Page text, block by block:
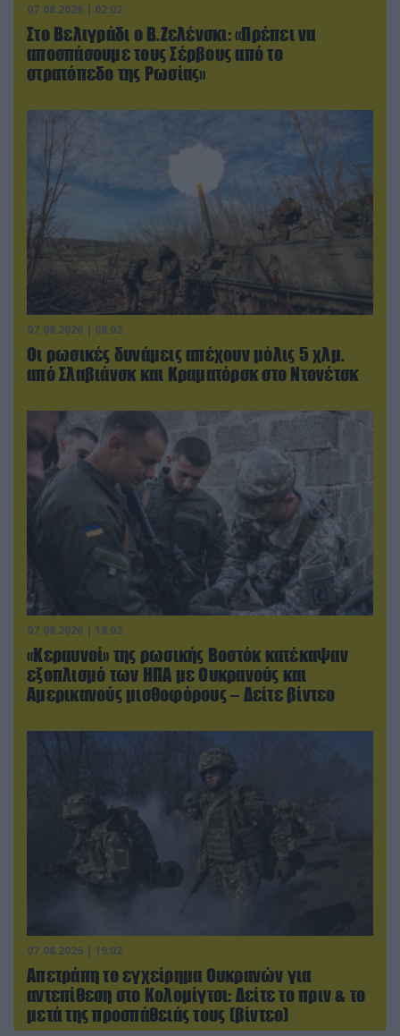
07.08.2026 | 02:02
Στο Βελιγράδι ο Β.Ζελένσκι: «Πρέπει να
αποσπάσουμε τους Σέρβους από το
στρατόπεδο της Ρωσίας»
07.08.2026 | 08:02
Οι ρωσικές δυνάμεις απέχουν μόλις 5 χλμ.
από Σλαβιάνσκ και Κραματόρσκ στο Ντονέτσκ
07.08.2026 | 18:02
«Κεραυνοί» της ρωσικής Βοστόκ κατέκαψαν
εξοπλισμό των ΗΠΑ με Ουκρανούς και
Αμερικανούς μισθοφόρους – Δείτε βίντεο
07.08.2026 | 19:02
Απετράπη το εγχείρημα Ουκρανών για
αντεπίθεση στο Κολομίγτσι: Δείτε το πριν & το
μετά της προσπάθειάς τους (βίντεο)